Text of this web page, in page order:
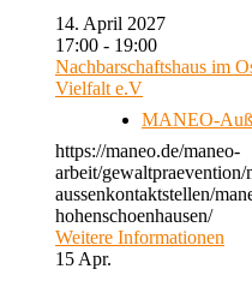
14. April 2027
17:00 - 19:00
Nachbarschaftshaus im
Vielfalt e.V
MANEO-
https://maneo.de/maneo-
arbeit/gewaltpraevention/
aussenkontaktstellen/
hohenschoenhausen/
Weitere Informationen
15 Apr.